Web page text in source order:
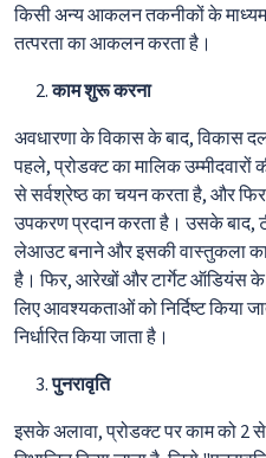
किसी अन्य आकलन तकनीकों के
तत्परता का आकलन करता है।
काम शुरू करना
अवधारणा के विकास के बाद, विकास
पहले, प्रोडक्ट का मालिक
से सर्वश्रेष्ठ का चयन करता है, और
उपकरण प्रदान करता है। उसके बाद,
लेआउट बनाने और इसकी वास्तुकला
है। फिर, आरेखों और टार्गेट ऑडियंस
लिए आवश्यकताओं को निर्दिष्ट किया
निर्धारित किया जाता है।
पुनरावृति
इसके अलावा, प्रोडक्ट पर काम को 2